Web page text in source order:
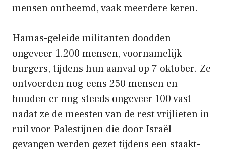
mensen ontheemd, vaak meerdere keren.
Hamas-geleide militanten doodden
ongeveer 1.200 mensen, voornamelijk
burgers, tijdens hun aanval op 7 oktober. Ze
ontvoerden nog eens 250 mensen en
houden er nog steeds ongeveer 100 vast
nadat ze de meesten van de rest vrijlieten in
ruil voor Palestijnen die door Israël
gevangen werden gezet tijdens een staakt-